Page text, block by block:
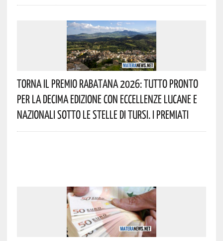
Torna Il Premio Rabatana 2026: Tutto Pronto
Per La Decima Edizione Con Eccellenze Lucane E
Nazionali Sotto Le Stelle Di Tursi. I Premiati